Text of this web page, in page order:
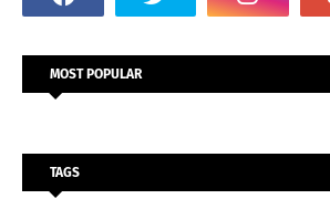
MOST POPULAR
TAGS